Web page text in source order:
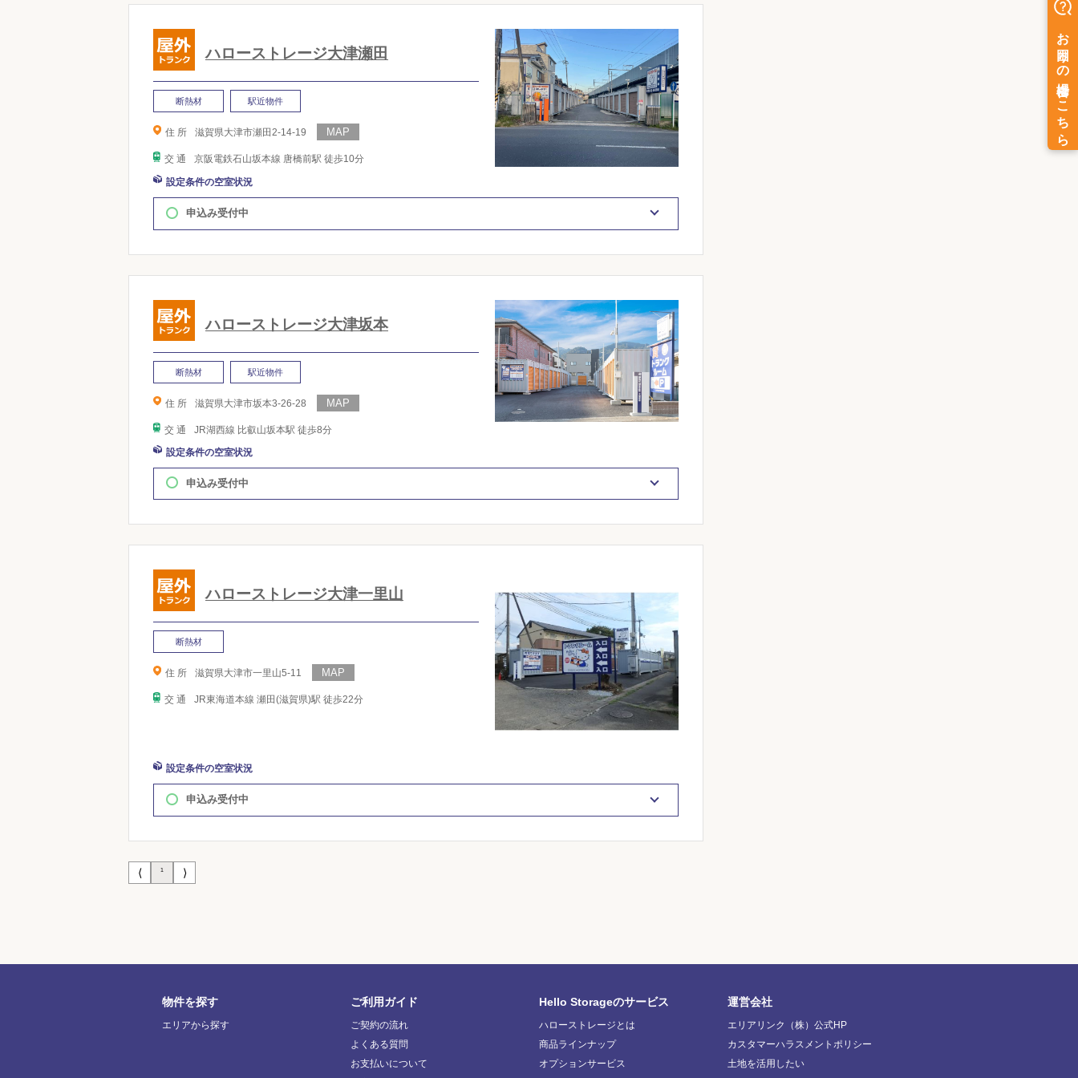
ハローストレージ大津瀬田
断熱材 駅近物件
住 所 滋賀県大津市瀬田2-14-19
交 通 京阪電鉄石山坂本線 唐橋前駅 徒歩10分
設定条件の空室状況
申込み受付中
ハローストレージ大津坂本
断熱材 駅近物件
住 所 滋賀県大津市坂本3-26-28
交 通
JR湖西線 比叡山坂本駅 徒歩8分
設定条件の空室状況
申込み受付中
ハローストレージ大津一里山
断熱材
住 所 滋賀県大津市一里山5-11
交 通 JR東海道本線 瀬田(滋賀県)駅 徒歩22分
設定条件の空室状況
申込み受付中
⟨ 1 ⟩
物件を探す
エリアから探す
ご利用ガイド
ご契約の流れ
よくある質問
お支払いについて
Hello Storageのサービス
ハローストレージとは
商品ラインナップ
オプションサービス
運営会社
エリアリンク（株）公式HP
カスタマーハラスメントポリシー
土地を活用したい